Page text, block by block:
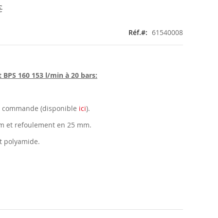
Réf. 61540008
160 153 l/min à 20 bars:
(disponible ici).
et refoulement en 25 mm.
polyamide.